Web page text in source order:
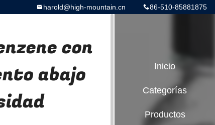
86-510-85881875
harold@high-mountain.cn
con
abajo
Inicio
Categorías
Productos